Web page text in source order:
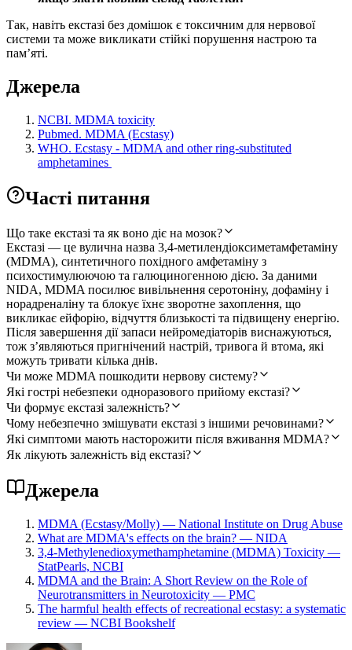
Так, навіть екстазі без домішок є токсичним для нервової
системи та може викликати стійкі порушення настрою та
пам’яті.
Джерела
NCBI. MDMA toxicity
Pubmed. MDMA (Ecstasy)
WHO. Ecstasy - MDMA and other ring-substituted
amphetamines
Часті питання
Що таке екстазі та як воно діє на мозок?
Екстазі — це вулична назва 3,4-метилендіоксиметамфетаміну
(MDMA), синтетичного похідного амфетаміну з
психостимулюючою та галюциногенною дією. За даними
NIDA, MDMA посилює вивільнення серотоніну, дофаміну і
норадреналіну та блокує їхнє зворотне захоплення, що
викликає ейфорію, відчуття близькості та підвищену енергію.
Після завершення дії запаси нейромедіаторів виснажуються,
тож з’являються пригнічений настрій, тривога й втома, які
можуть тривати кілька днів.
Чи може MDMA пошкодити нервову систему?
Які гострі небезпеки одноразового прийому екстазі?
Чи формує екстазі залежність?
Чому небезпечно змішувати екстазі з іншими речовинами?
Які симптоми мають насторожити після вживання MDMA?
Як лікують залежність від екстазі?
Джерела
MDMA (Ecstasy/Molly) — National Institute on Drug Abuse
What are MDMA's effects on the brain? — NIDA
3,4-Methylenedioxymethamphetamine (MDMA) Toxicity —
StatPearls, NCBI
MDMA and the Brain: A Short Review on the Role of
Neurotransmitters in Neurotoxicity — PMC
The harmful health effects of recreational ecstasy: a systematic
review — NCBI Bookshelf